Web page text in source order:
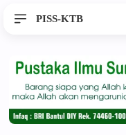
PISS-KTB